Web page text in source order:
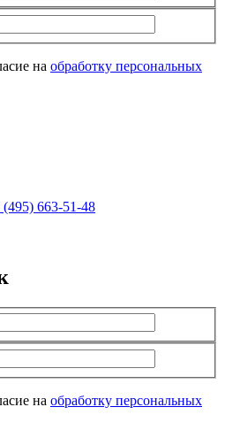
на обработку персональных
(495) 663-51-48
на обработку персональных